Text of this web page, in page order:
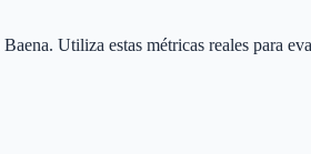
Baena. Utiliza estas métricas reales para